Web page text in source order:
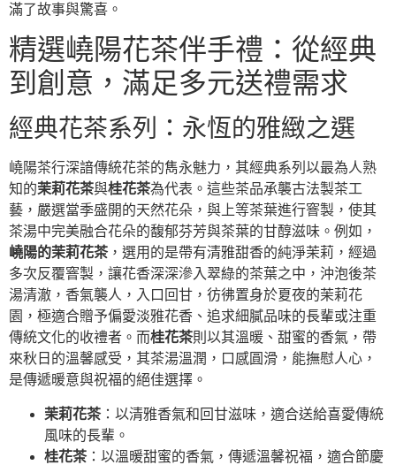
滿了故事與驚喜。
精選嶢陽花茶伴手禮：從經典
到創意，滿足多元送禮需求
經典花茶系列：永恆的雅緻之選
嶢陽茶行深諳傳統花茶的雋永魅力，其經典系列以最為人熟
知的茉莉花茶與桂花茶為代表。這些茶品承襲古法製茶工
藝，嚴選當季盛開的天然花朵，與上等茶葉進行窨製，使其
茶湯中完美融合花朵的馥郁芬芳與茶葉的甘醇滋味。例如，
嶢陽的茉莉花茶，選用的是帶有清雅甜香的純淨茉莉，經過
多次反覆窨製，讓花香深深滲入翠綠的茶葉之中，沖泡後茶
湯清澈，香氣襲人，入口回甘，彷彿置身於夏夜的茉莉花
園，極適合贈予偏愛淡雅花香、追求細膩品味的長輩或注重
傳統文化的收禮者。而桂花茶則以其溫暖、甜蜜的香氣，帶
來秋日的溫馨感受，其茶湯溫潤，口感圓滑，能撫慰人心，
是傳遞暖意與祝福的絕佳選擇。
茉莉花茶：以清雅香氣和回甘滋味，適合送給喜愛傳統
風味的長輩。
桂花茶：以溫暖甜蜜的香氣，傳遞溫馨祝福，適合節慶